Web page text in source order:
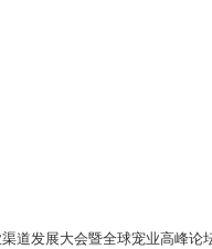
道发展大会暨全球宠业高峰